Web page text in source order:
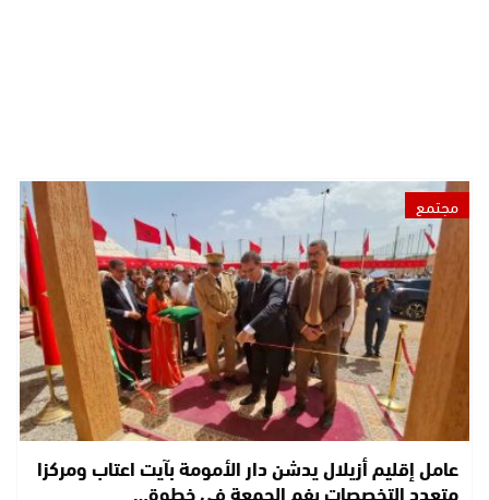
مجتمع
عامل إقليم أزيلال يدشن دار الأمومة بآيت اعتاب ومركزا
متعدد التخصصات بفم الجمعة في خطوة…